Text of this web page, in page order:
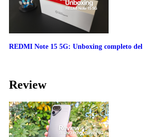
REDMI Note 15 5G: Unboxing completo
Review